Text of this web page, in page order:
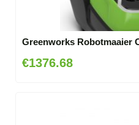
Greenworks Robotmaaier
€1376.68